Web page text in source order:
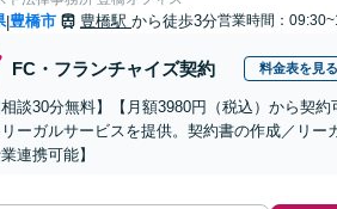
|豊橋市 豊橋駅 から徒歩3分営業時間：
FC・フランチャイズ契約 料金表を見る
相談30分無料】【月額3980円（税込）から契
ーガルサービスを提供。契約書の作成／リ
業連携可能】